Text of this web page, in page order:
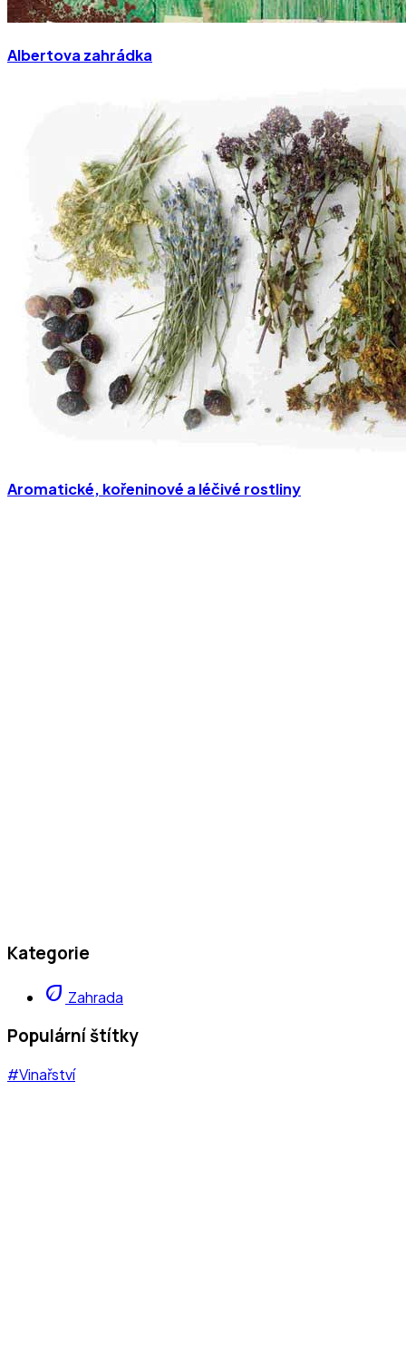
Albertova zahrádka
Aromatické, kořeninové a léčivé rostliny
Kategorie
eco Zahrada
Populární štítky
#Vinařství